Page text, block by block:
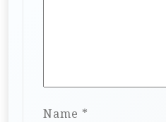
Name *